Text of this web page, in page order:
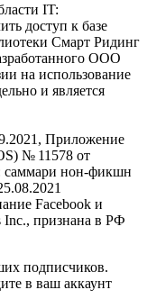
IT:
доступ к базе
Смарт Ридинг
ООО
на использование
и является
Приложение
№ 11578 от
саммари нон-фикшн
Facebook и
Inc., признана в РФ
подписчиков.
в ваш аккаунт